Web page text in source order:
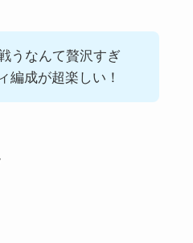
うなんて贅沢すぎ
編成が超楽しい！